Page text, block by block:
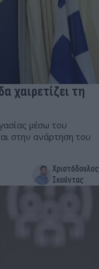
χαιρετίζει τη
μέσω του
στην ανάρτηση του
Χριστόδουλος
Σκούντας